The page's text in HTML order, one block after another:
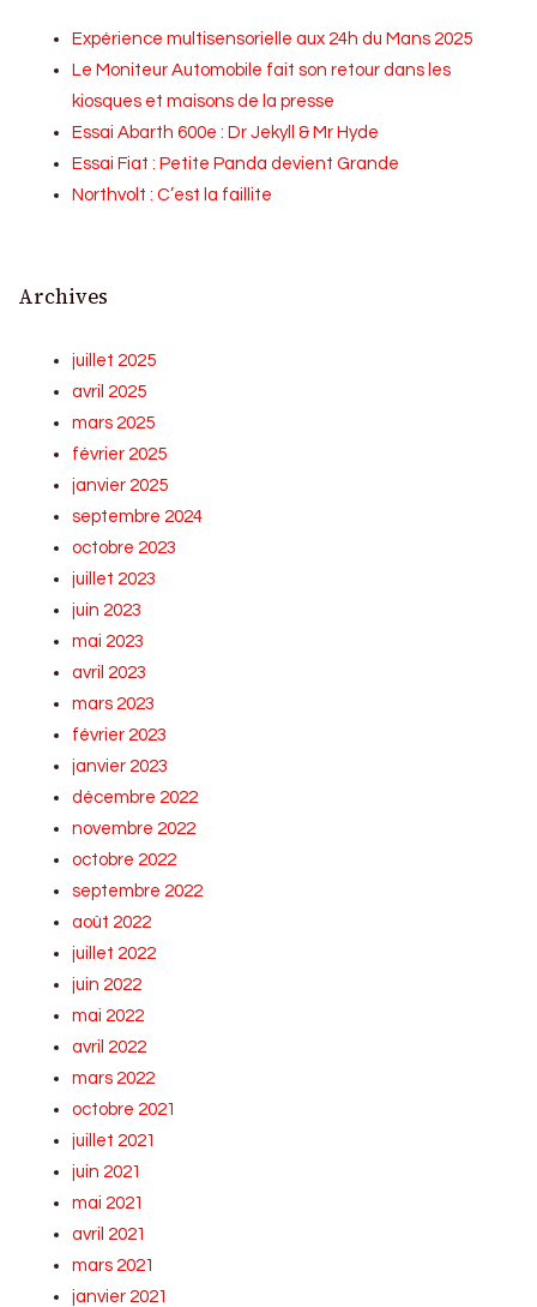
Expérience multisensorielle aux 24h du Mans 2025
Le Moniteur Automobile fait son retour dans les
kiosques et maisons de la presse
Essai Abarth 600e : Dr Jekyll & Mr Hyde
Essai Fiat : Petite Panda devient Grande
Northvolt : C’est la faillite
Archives
juillet 2025
avril 2025
mars 2025
février 2025
janvier 2025
septembre 2024
octobre 2023
juillet 2023
juin 2023
mai 2023
avril 2023
mars 2023
février 2023
janvier 2023
décembre 2022
novembre 2022
octobre 2022
septembre 2022
août 2022
juillet 2022
juin 2022
mai 2022
avril 2022
mars 2022
octobre 2021
juillet 2021
juin 2021
mai 2021
avril 2021
mars 2021
janvier 2021